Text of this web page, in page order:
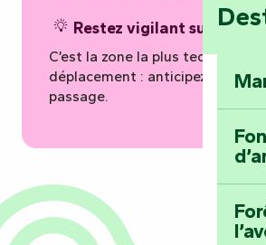
Restez vigilant sur la vire
C’est la zone la plus technique en
déplacement : anticipez et
passage.